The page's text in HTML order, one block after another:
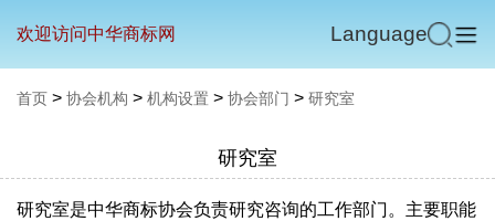
欢迎访问中华商标网 Language
首页 > 协会机构 > 机构设置 > 协会部门 > 研究室
研究室
研究室是中华商标协会负责研究咨询的工作部门。主要职能